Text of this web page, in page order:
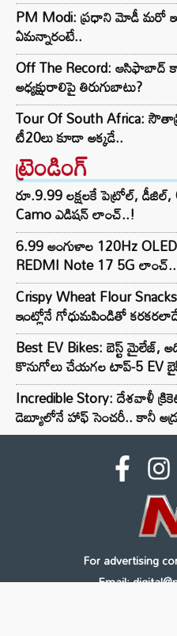
PM Modi: ప్రధాని మోడీ మరో
ఏమన్నారంటే..
Off The Record: ఆసిఫాబాద్
అధ్యక్షురాలిపై తిరుగుబాటు?
Tour Of South Africa:
టీ20లు కూడా అక్కడే..
ట్రెండింగ్‌
రూ.9.99 లక్షలకే పెట్రోల్, డీజిల్,
Camo ఎడిషన్ లాంచ్..!
6.99 అంగుళాల 120Hz
REDMI Note 17 5G
Crispy Wheat Flour
ఇంట్లోనే గోధుమపిండితో
Best EV Bikes: బెస్ట్ మైలేజ్,
కొనుగోలు చేయగల టాప్-5 EV
Incredible Story: దేశవాళీ
డెబ్యూలోనే హాఫ్ సెంచరీ.. కానీ
For advertising
Email: